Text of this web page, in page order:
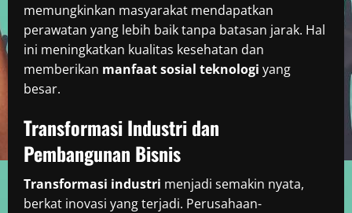
memungkinkan masyarakat mendapatkan
perawatan yang lebih baik tanpa batasan jarak. Hal
ini meningkatkan kualitas kesehatan dan
memberikan manfaat sosial teknologi yang
besar.
Transformasi Industri dan
Pembangunan Bisnis
Transformasi industri menjadi semakin nyata,
berkat inovasi yang terjadi. Perusahaan-